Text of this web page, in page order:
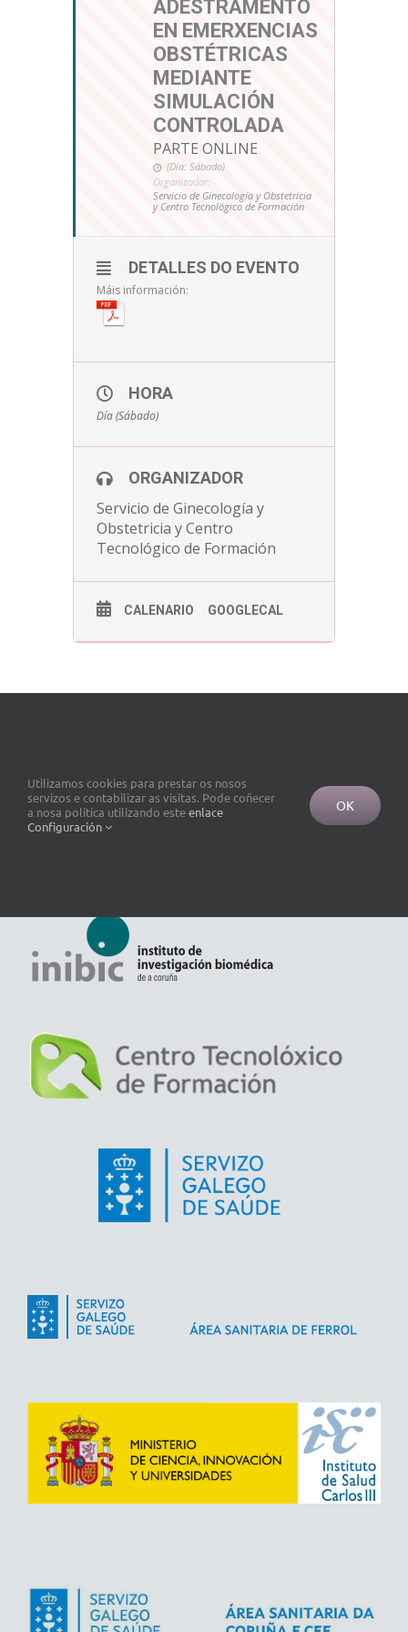
ADESTRAMENTO
EN EMERXENCIAS
OBSTÉTRICAS
MEDIANTE
SIMULACIÓN
CONTROLADA
PARTE ONLINE
(Día: Sábado)
Organizador:
Servicio de Ginecología y Obstetricia
y Centro Tecnológico de Formación
DETALLES DO EVENTO
Máis información:
HORA
Día (Sábado)
ORGANIZADOR
Servicio de Ginecología y
Obstetricia y Centro
Tecnológico de Formación
CALENARIO GOOGLECAL
Utilizamos cookies para prestar os nosos
servizos e contabilizar as visitas. Pode coñecer
a nosa política utilizando esteenlace
Configuración
OK